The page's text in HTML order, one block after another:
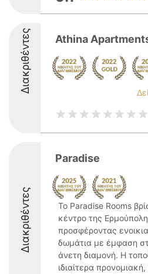
Διακριθέντες Athina
Διακριθέντες
Paradise
Το Paradise Rooms
κέντρο της
προσφέροντας
δωμάτια με έμφαση
άνετη διαμονή. Η
ιδιαίτερα